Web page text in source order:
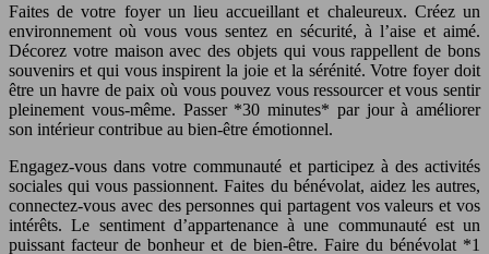
Faites de votre foyer un lieu accueillant et chaleureux. Créez un
environnement où vous vous sentez en sécurité, à l’aise et aimé.
Décorez votre maison avec des objets qui vous rappellent de bons
souvenirs et qui vous inspirent la joie et la sérénité. Votre foyer doit
être un havre de paix où vous pouvez vous ressourcer et vous sentir
pleinement vous-même. Passer *30 minutes* par jour à améliorer
son intérieur contribue au bien-être émotionnel.
Engagez-vous dans votre communauté et participez à des activités
sociales qui vous passionnent. Faites du bénévolat, aidez les autres,
connectez-vous avec des personnes qui partagent vos valeurs et vos
intérêts. Le sentiment d’appartenance à une communauté est un
puissant facteur de bonheur et de bien-être. Faire du bénévolat *1